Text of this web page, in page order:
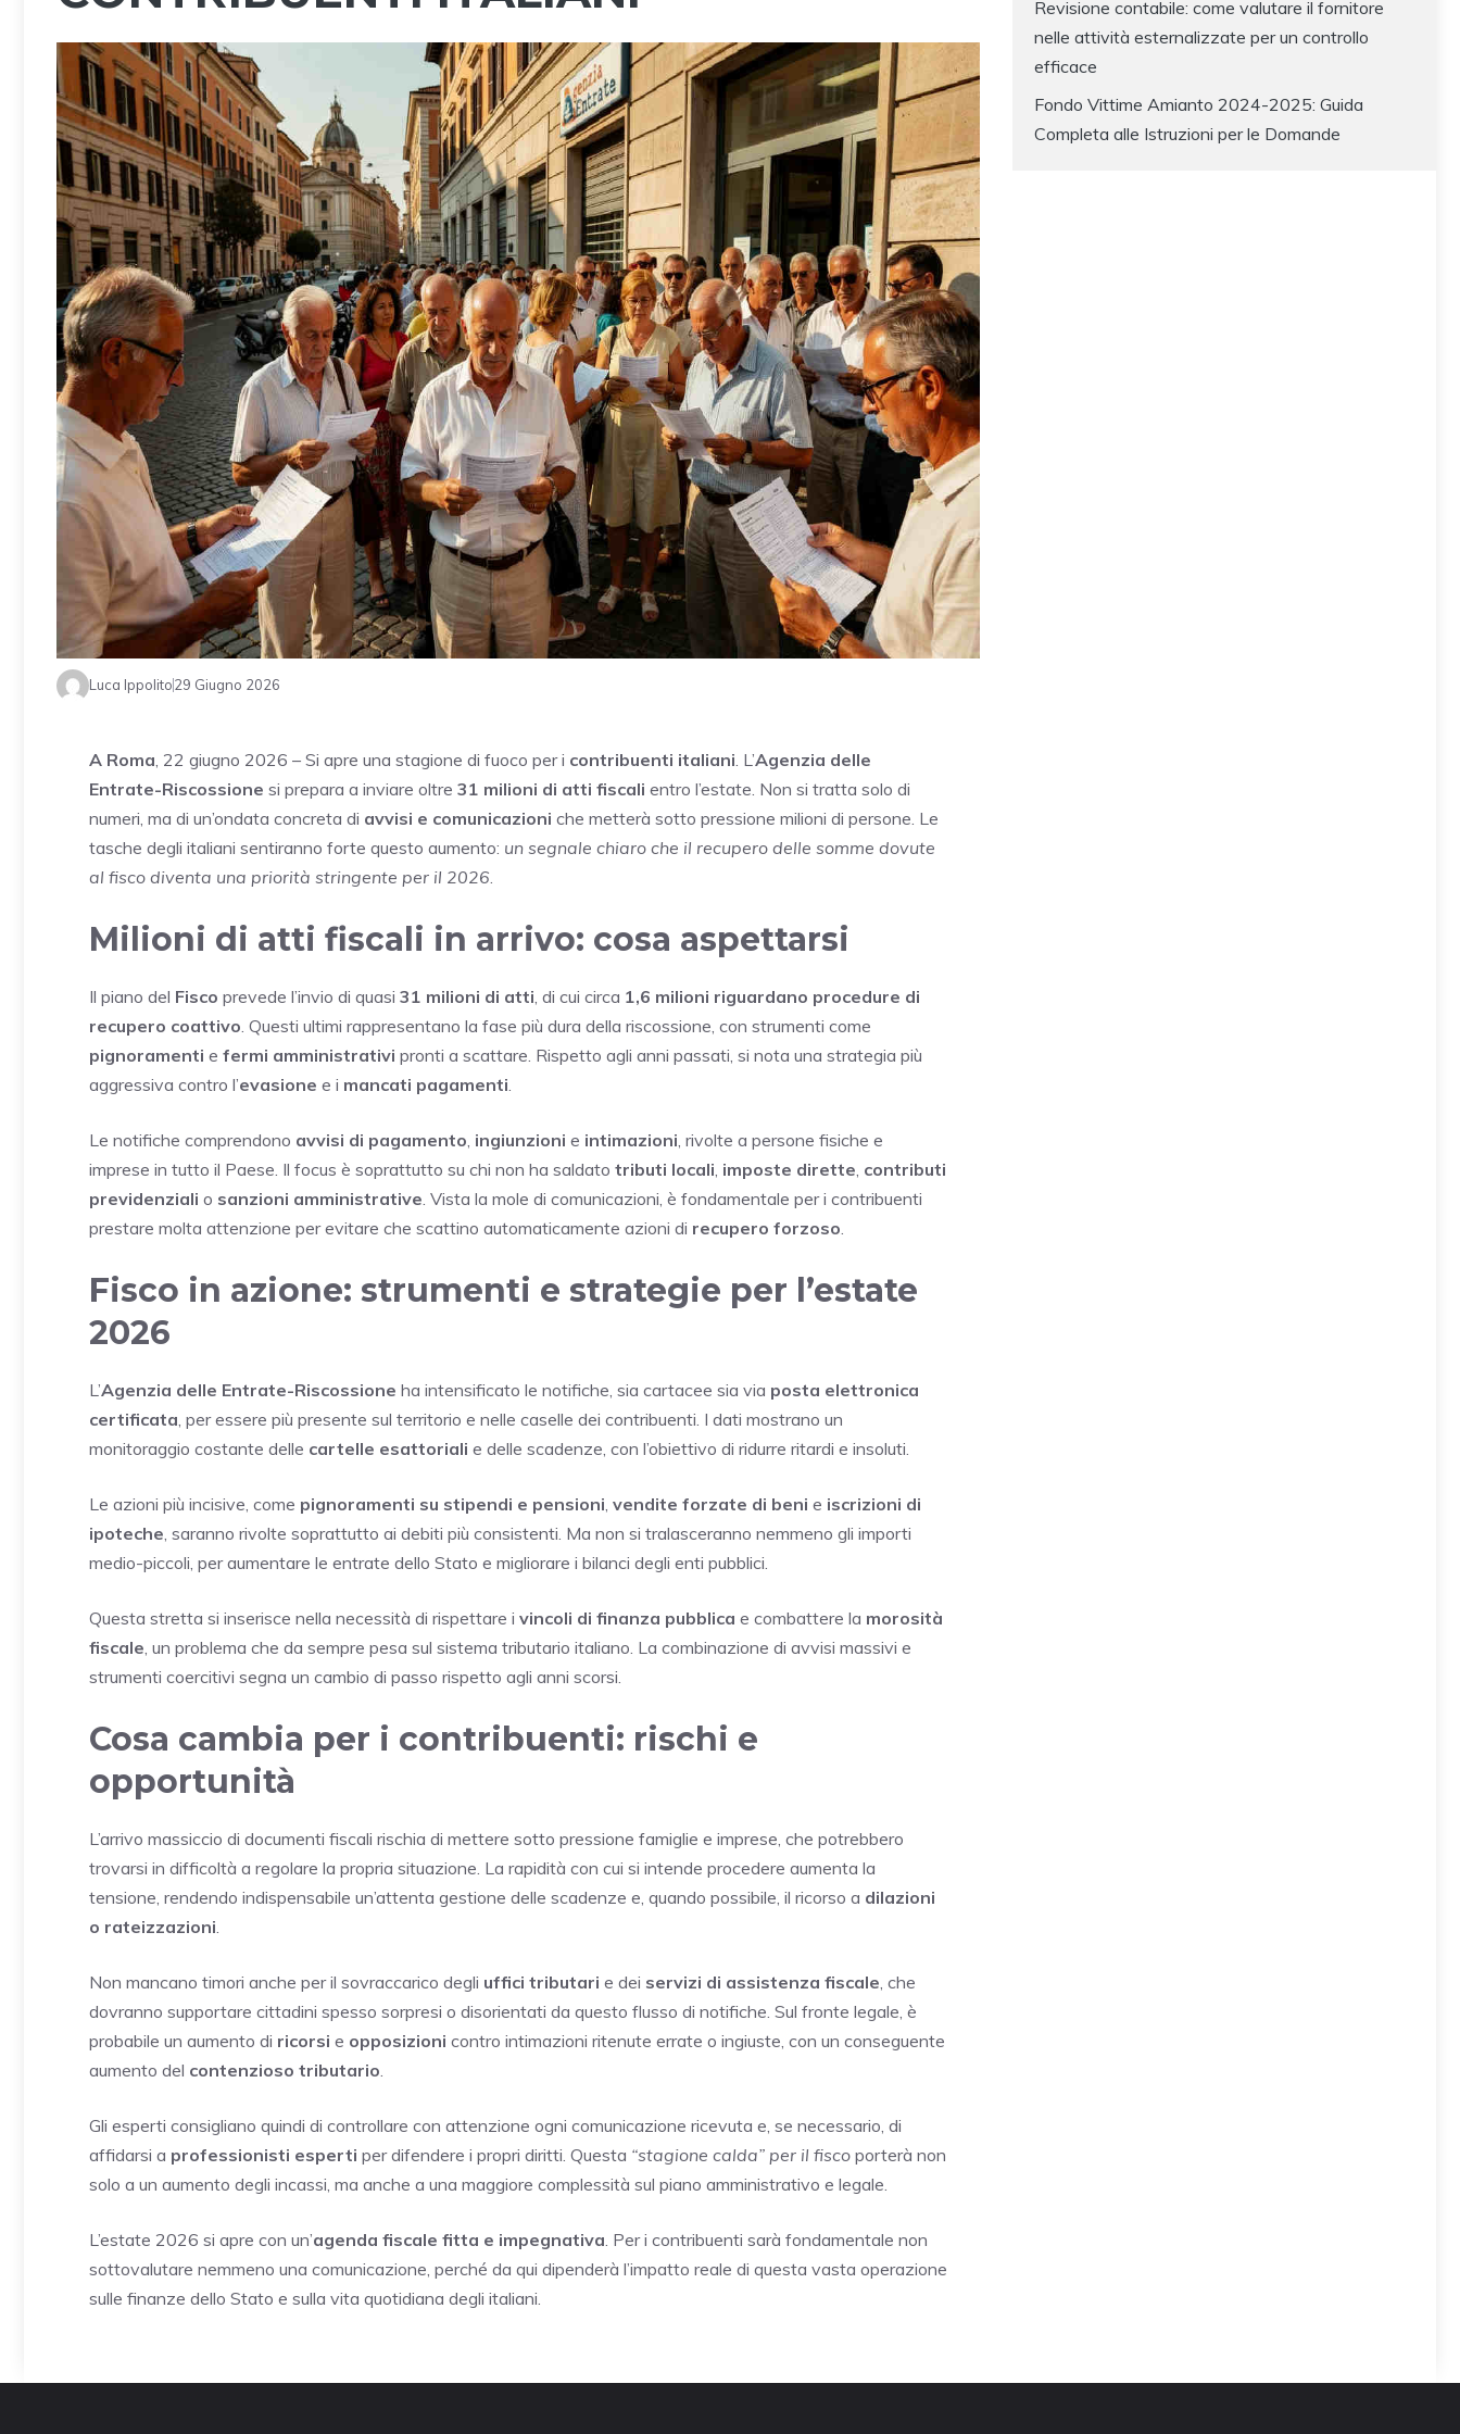
Luca Ippolito29 Giugno 2026
A Roma , 22 giugno 2026 – Si apre una stagione di fuoco per i contribuenti italiani . L’Agenzia delle
Entrate-Riscossione si prepara a inviare oltre 31 milioni di atti fiscali entro l’estate. Non si tratta solo di
numeri, ma di un’ondata concreta di avvisi e comunicazioni che metterà sotto pressione milioni di persone. Le
tasche degli italiani sentiranno forte questo aumento: un segnale chiaro che il recupero delle somme dovute
al fisco diventa una priorità stringente per il 2026
Milioni di atti fiscali in arrivo: cosa aspettarsi
Il piano del Fisco prevede l’invio di quasi 31 milioni di atti , di cui circa 1,6 milioni riguardano procedure di
recupero coattivo . Questi ultimi rappresentano la fase più dura della riscossione, con strumenti come
pignoramenti e fermi amministrativi pronti a scattare. Rispetto agli anni passati, si nota una strategia più
aggressiva contro l’evasione e i mancati pagamenti
Le notifiche comprendono avvisi di pagamento ingiunzioni e intimazioni , rivolte a persone fisiche e
imprese in tutto il Paese. Il focus è soprattutto su chi non ha saldato tributi locali imposte dirette contributi
previdenziali o sanzioni amministrative . Vista la mole di comunicazioni, è fondamentale per i contribuenti
prestare molta attenzione per evitare che scattino automaticamente azioni di recupero forzoso
Fisco in azione: strumenti e strategie per l’estate
2026
L’Agenzia delle Entrate-Riscossione ha intensificato le notifiche, sia cartacee sia via posta elettronica
certificata , per essere più presente sul territorio e nelle caselle dei contribuenti. I dati mostrano un
monitoraggio costante delle cartelle esattoriali e delle scadenze, con l’obiettivo di ridurre ritardi e insoluti.
Le azioni più incisive, come pignoramenti su stipendi e pensioni vendite forzate di beni e iscrizioni di
ipoteche , saranno rivolte soprattutto ai debiti più consistenti. Ma non si tralasceranno nemmeno gli importi
medio-piccoli, per aumentare le entrate dello Stato e migliorare i bilanci degli enti pubblici.
Questa stretta si inserisce nella necessità di rispettare i vincoli di finanza pubblica e combattere la morosità
fiscale , un problema che da sempre pesa sul sistema tributario italiano. La combinazione di avvisi massivi e
strumenti coercitivi segna un cambio di passo rispetto agli anni scorsi.
Cosa cambia per i contribuenti: rischi e
opportunità
L’arrivo massiccio di documenti fiscali rischia di mettere sotto pressione famiglie e imprese, che potrebbero
trovarsi in difficoltà a regolare la propria situazione. La rapidità con cui si intende procedere aumenta la
tensione, rendendo indispensabile un’attenta gestione delle scadenze e, quando possibile, il ricorso a dilazioni
o rateizzazioni
Non mancano timori anche per il sovraccarico degli uffici tributari e dei servizi di assistenza fiscale , che
dovranno supportare cittadini spesso sorpresi o disorientati da questo flusso di notifiche. Sul fronte legale, è
probabile un aumento di ricorsi e opposizioni contro intimazioni ritenute errate o ingiuste, con un conseguente
aumento del contenzioso tributario
Gli esperti consigliano quindi di controllare con attenzione ogni comunicazione ricevuta e, se necessario, di
affidarsi a professionisti esperti per difendere i propri diritti. Questa “stagione calda” per il fisco porterà non
solo a un aumento degli incassi, ma anche a una maggiore complessità sul piano amministrativo e legale.
L’estate 2026 si apre con un’agenda fiscale fitta e impegnativa . Per i contribuenti sarà fondamentale non
sottovalutare nemmeno una comunicazione, perché da qui dipenderà l’impatto reale di questa vasta operazione
sulle finanze dello Stato e sulla vita quotidiana degli italiani.
Revisione contabile: come valutare il fornitore
nelle attività esternalizzate per un controllo
efficace
Fondo Vittime Amianto 2024-2025: Guida
Completa alle Istruzioni per le Domande